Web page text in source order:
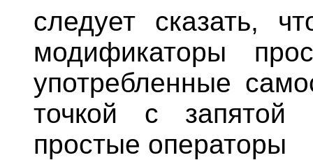
следует сказать,
модификаторы
употребленные
точкой с запятой
простые операторы